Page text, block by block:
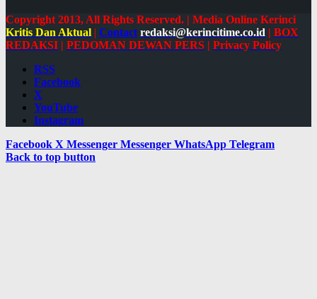
Copyright 2013, All Rights Reserved. | Media Online Kerinci
Kritis Dan Aktual | Contact redaksi@kerincitime.co.id | BOX
REDAKSI | PEDOMAN DEWAN PERS | Privacy Policy
RSS
Facebook
X
YouTube
Instagram
Facebook X Messenger Messenger WhatsApp Telegram
Back to top button